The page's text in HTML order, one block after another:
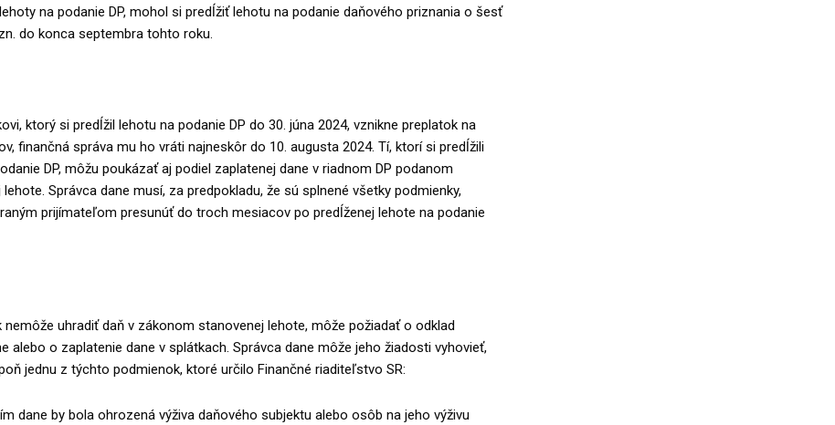
na podanie DP, mohol si predĺžiť lehotu na podanie daňového priznania o šesť
do konca septembra tohto roku.
ktorý si predĺžil lehotu na podanie DP do 30. júna 2024, vznikne preplatok na
finančná správa mu ho vráti najneskôr do 10. augusta 2024. Tí, ktorí si predĺžili
DP, môžu poukázať aj podiel zaplatenej dane v riadnom DP podanom
lehote. Správca dane musí, za predpokladu, že sú splnené všetky podmienky,
prijímateľom presunúť do troch mesiacov po predĺženej lehote na podanie
nemôže uhradiť daň v zákonom stanovenej lehote, môže požiadať o odklad
alebo o zaplatenie dane v splátkach. Správca dane môže jeho žiadosti vyhovieť,
jednu z týchto podmienok, ktoré určilo Finančné riaditeľstvo SR:
dane by bola ohrozená výživa daňového subjektu alebo osôb na jeho výživu